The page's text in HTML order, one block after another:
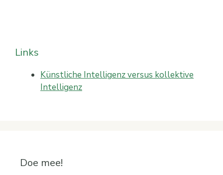
Links
Künstliche Intelligenz versus kollektive
Intelligenz
Doe mee!